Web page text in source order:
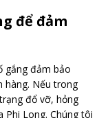
để đảm
gắng đảm bảo
hàng. Nếu trong
đổ vỡ, hỏng
Phi Long. Chúng tôi